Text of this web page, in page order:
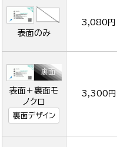
表面のみ
3,080円
表面＋裏面モ
ノクロ
裏面デザイン
3,300円